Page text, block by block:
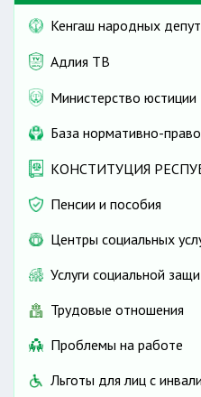
Кенгаш народных
Адлия ТВ
Министерство юстиции
База нормативно-
КОНСТИТУЦИЯ
Пенсии и пособия
Центры социальных
Услуги социальной
Трудовые отношения
Проблемы на работе
Льготы для лиц с